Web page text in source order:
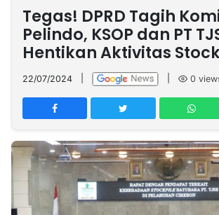
Nasional
International
Olahraga
Entertainment
Daerah
Pariwisata
Kuliner
Kolom
Network
PT
TREETAN
INDONESIA
Partner
Tegas! DPRD Tagih
Pelindo, KSOP dan PT
Hentikan Aktivitas
22/07/2024 0